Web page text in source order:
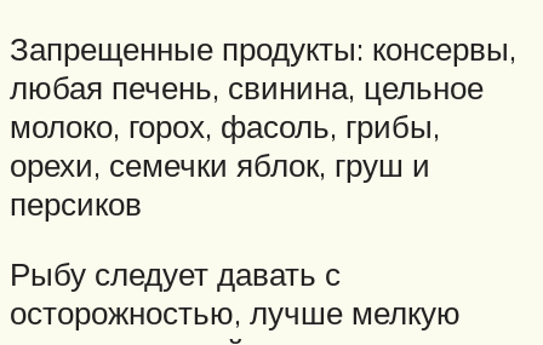
Запрещенные продукты: консервы,
любая печень, свинина, цельное
молоко, горох, фасоль, грибы,
орехи, семечки яблок, груш и
персиков
Рыбу следует давать с
осторожностью, лучше мелкую